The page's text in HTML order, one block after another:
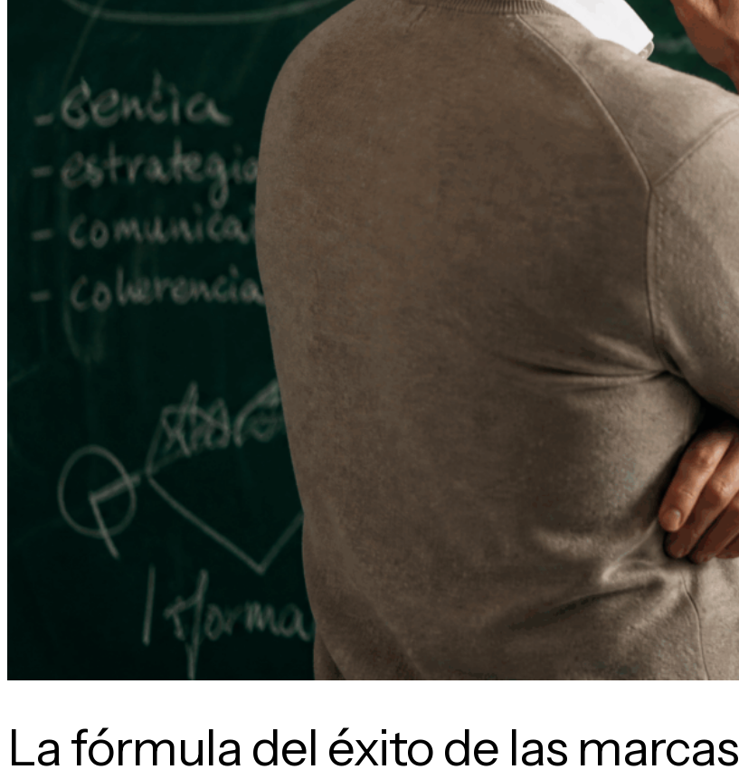
La fórmula del éxito de las marcas